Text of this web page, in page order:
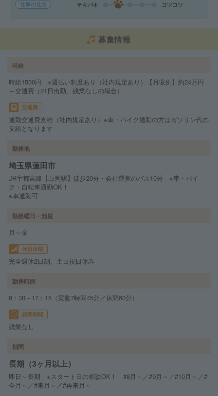
仕事の仕方 テキパキ コツコツ
募集情報
時給
時給1500円 ※週払い制度あり（社内規定あり）【月収例】約24万円
＋交通費（21日出勤、残業なしの場合）
交通費
通勤交通費支給（社内規定あり）※車・バイク通勤の方はガソリン代の
支給となります
勤務地
埼玉県蓮田市
JR宇都宮線【白岡駅】徒歩20分・会社運営のバス10分 ※車・バイ
ク・自転車通勤OK！
※車通勤可
勤務曜日・頻度
月～金
休日休暇
完全週休2日制、土日祝日休み
勤務時間
8：30～17：15（実働7時間45分／休憩60分）
残業時間
残業なし
期間
長期（3ヶ月以上）
即日～長期 ※スタート日の相談OK！ #8月～／#9月～／#10月～／#
今月～／#来月～／#再来月～